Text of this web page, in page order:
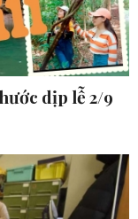
dịp lễ 2/9